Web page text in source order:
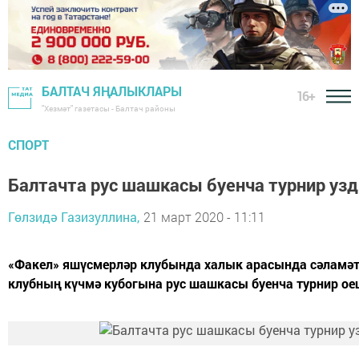
БАЛТАЧ ЯҢАЛЫКЛАРЫ
"Хезмәт" газетасы - Балтач районы
16+
СПОРТ
Балтачта рус шашкасы буенча турнир
Гөлзидә Газизуллина, 21 март 2020 - 11:11
«Факел» яшүсмерләр клубында халык арасында
клубның күчмә кубогына рус шашкасы буенча турнир